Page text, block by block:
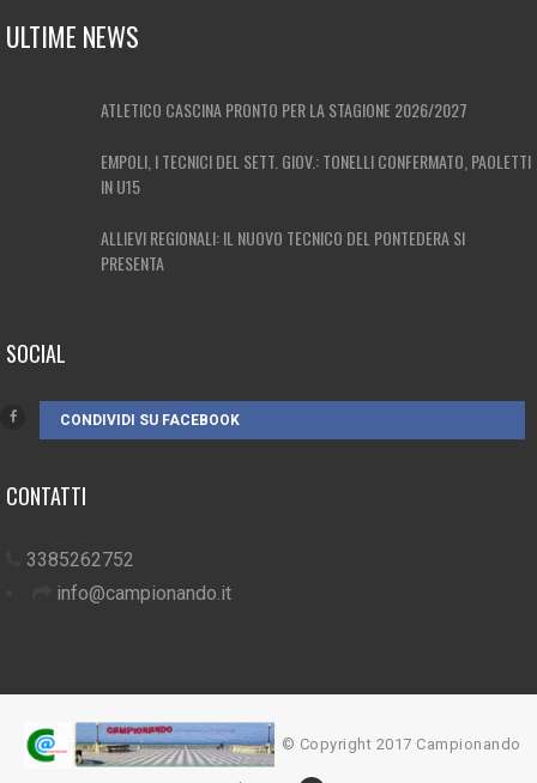
ULTIME NEWS
ATLETICO CASCINA PRONTO PER LA STAGIONE 2026/2027
EMPOLI, I TECNICI DEL SETT. GIOV.: TONELLI CONFERMATO, PAOLETTI
IN U15
ALLIEVI REGIONALI: IL NUOVO TECNICO DEL PONTEDERA SI
PRESENTA
SOCIAL
CONDIVIDI SU FACEBOOK
CONTATTI
3385262752
info@campionando.it
© Copyright 2017 Campionando